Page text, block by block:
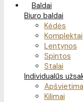
Baldai
Biuro baldai
Kėdės
Komplektai
Lentynos
Spintos
Stalai
Individualūs
Kilimai